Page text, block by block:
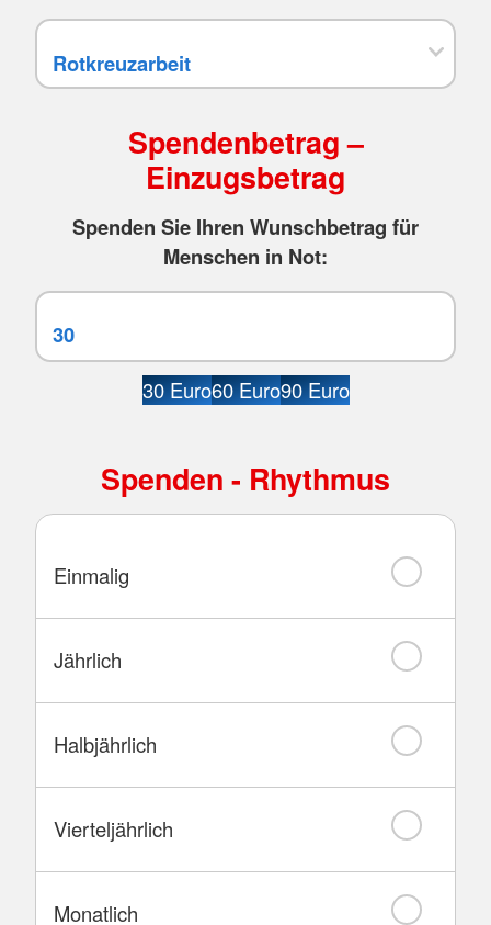
Spendenbetrag –
Einzugsbetrag
Spenden Sie Ihren Wunschbetrag für
Menschen in Not:
30 Euro60 Euro90 Euro
Spenden - Rhythmus
Einmalig
Jährlich
Halbjährlich
Vierteljährlich
Monatlich